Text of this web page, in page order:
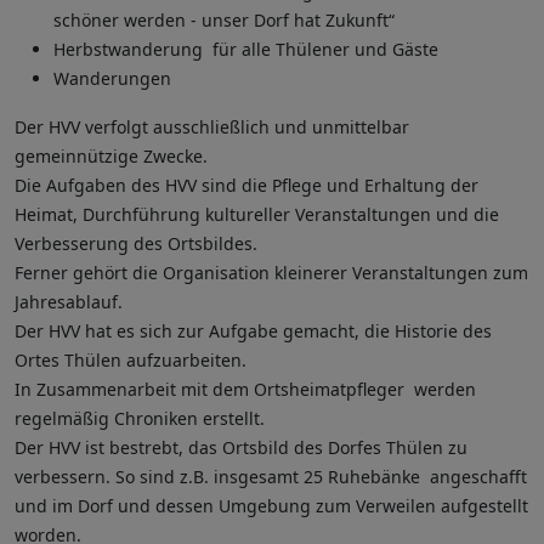
schöner werden - unser Dorf hat Zukunft“
Herbstwanderung für alle Thülener und Gäste
Wanderungen
Der HVV verfolgt ausschließlich und unmittelbar
gemeinnützige Zwecke.
Die Aufgaben des HVV sind die Pflege und Erhaltung der
Heimat, Durchführung kultureller Veranstaltungen und die
Verbesserung des Ortsbildes.
Ferner gehört die Organisation kleinerer Veranstaltungen zum
Jahresablauf.
Der HVV hat es sich zur Aufgabe gemacht, die Historie des
Ortes Thülen aufzuarbeiten.
In Zusammenarbeit mit dem Ortsheimatpfleger werden
regelmäßig Chroniken erstellt.
Der HVV ist bestrebt, das Ortsbild des Dorfes Thülen zu
verbessern. So sind z.B. insgesamt 25 Ruhebänke angeschafft
und im Dorf und dessen Umgebung zum Verweilen aufgestellt
worden.